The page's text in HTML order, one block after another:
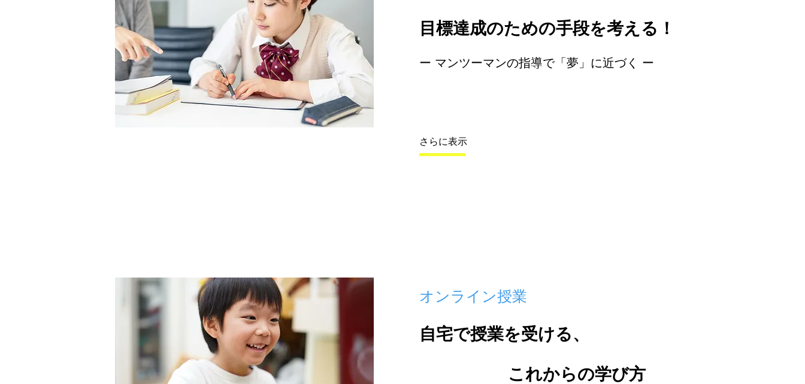
​目標達成のための手段を考える！
​ー マンツーマンの指導で「夢」に近づく ー
さらに表示
​オンライン授業
自宅で授業を受ける、
これからの学び方